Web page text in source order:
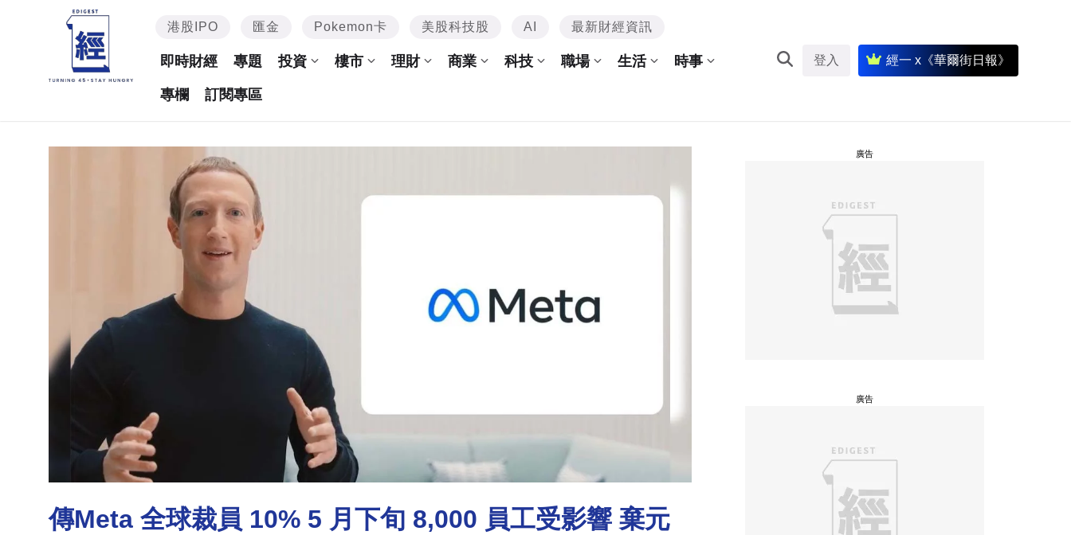
港股IPO 匯金 Pokemon卡 美股科技股 AI 最新財經資訊
即時財經 專題 投資 樓市 理財 商業 科技 職場 生活 時事
專欄 訂閱專區
登入 經一 x《華爾街日報》
傳Meta 全球裁員 10% 5 月下旬 8,000 員工受影響 棄元
廣告
廣告